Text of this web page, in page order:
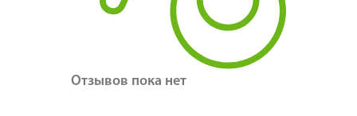
Отзывов пока нет